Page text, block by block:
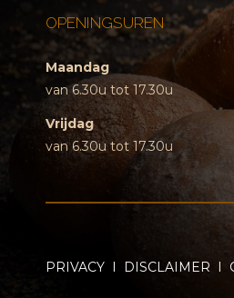
OPENINGSUREN
Maandag
van 6.30u tot 17.30u
Vrijdag
van 6.30u tot 17.30u
PRIVACY I DISCLAIMER I